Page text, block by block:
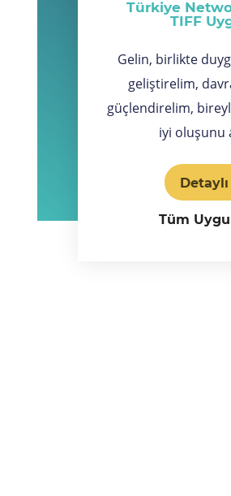
Türkiye
TIFF
Gelin, birlikte
geliştirelim,
güçlendirelim,
iyi oluşunu
Tüm